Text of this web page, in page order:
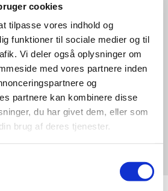
cookies
tilpasse vores indhold og
funktioner til sociale medier og til
Vi deler også oplysninger om
med vores partnere inden
og
partnere kan kombinere disse
du har givet dem, eller som
brug af deres tjenester.